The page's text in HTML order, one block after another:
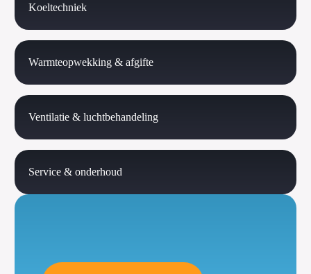
Koeltechniek
Warmteopwekking & afgifte
Ventilatie & luchtbehandeling
Service & onderhoud